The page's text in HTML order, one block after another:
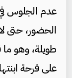
عدم الجلوس في
الحضور، حتى
طويلة، وهو ما
على فرحة